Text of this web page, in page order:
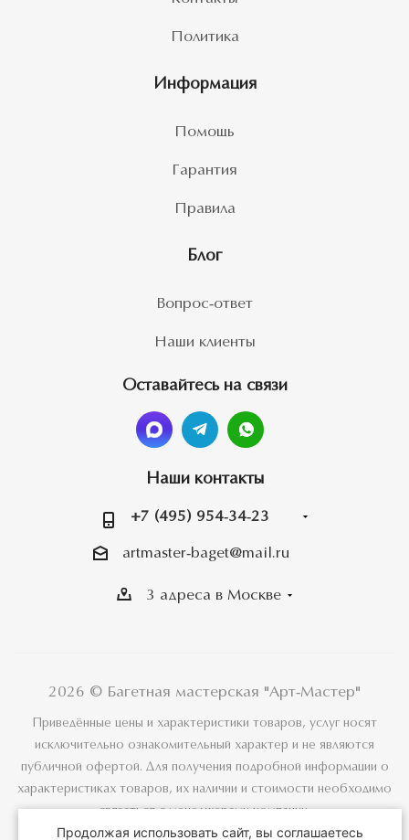
Политика
Информация
Помощь
Гарантия
Правила
Блог
Вопрос-ответ
Наши клиенты
Оставайтесь на связи
Наши контакты
+7 (495) 954-34-23
artmaster-baget@mail.ru
3 адреса в Москве
2026 © Багетная мастерская "Арт-Мастер"
Приведённые цены и характеристики товаров, услуг носят
исключительно ознакомительный характер и не являются
публичной офертой. Для получения подробной информации о
характеристиках товаров, их наличии и стоимости необходимо
связаться с менеджерами компании.
Продолжая использовать сайт, вы соглашаетесь